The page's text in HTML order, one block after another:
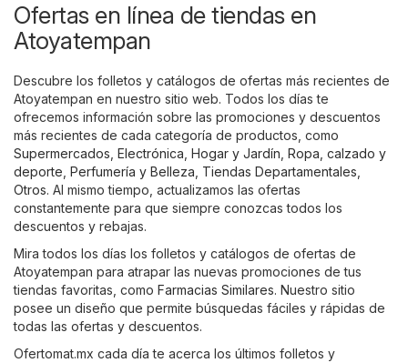
Ofertas en línea de tiendas en
Atoyatempan
Descubre los folletos y catálogos de ofertas más recientes de
Atoyatempan en nuestro sitio web. Todos los días te
ofrecemos información sobre las promociones y descuentos
más recientes de cada categoría de productos, como
Supermercados Electrónica Hogar y Jardín Ropa, calzado y
deporte Perfumería y Belleza Tiendas Departamentales
Otros. Al mismo tiempo, actualizamos las ofertas
constantemente para que siempre conozcas todos los
descuentos y rebajas.
Mira todos los días los folletos y catálogos de ofertas de
Atoyatempan para atrapar las nuevas promociones de tus
tiendas favoritas, como Farmacias Similares. Nuestro sitio
posee un diseño que permite búsquedas fáciles y rápidas de
todas las ofertas y descuentos.
Ofertomat.mx cada día te acerca los últimos folletos y